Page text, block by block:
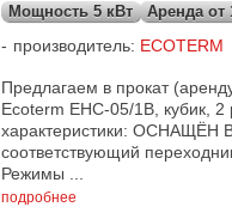
Мощность 5 кВт
Аренда от
производитель: ECOTERM
Предлагаем в прокат
Ecoterm EHC-05/1B, кубик, 2
характеристики: ОСНАЩЁН
соответствующий
Режимы ...
подробнее